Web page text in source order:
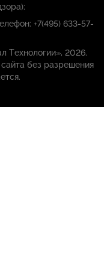
+7(495) 633-57-
Технологии», 2026.
без разрешения